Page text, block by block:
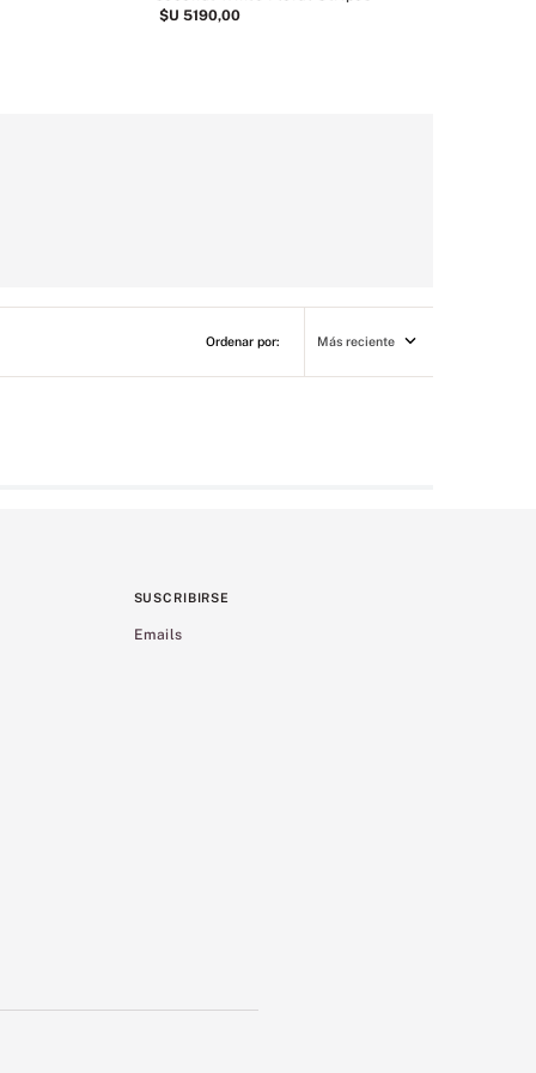
$U 5190,00
Más reciente
SUSCRIBIRSE
Emails